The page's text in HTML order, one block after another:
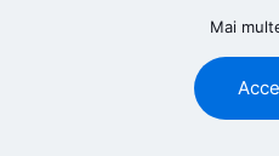
Mai